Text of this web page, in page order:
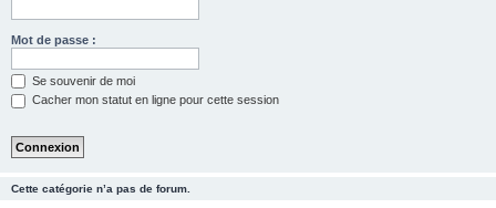
Mot de passe :
Se souvenir de moi
Cacher mon statut en ligne pour cette session
Cette catégorie n’a pas de forum.